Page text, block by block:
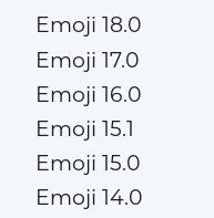
Emoji 18.0
Emoji 17.0
Emoji 16.0
Emoji 15.1
Emoji 15.0
Emoji 14.0